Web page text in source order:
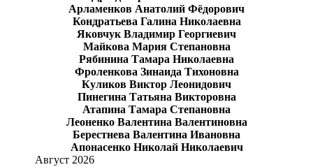
Арламенков Анатолий Фёдорович
Кондратьева Галина Николаевна
Яковчук Владимир Георгиевич
Майкова Мария Степановна
Рябинина Тамара Николаевна
Фроленкова Зинаида Тихоновна
Куликов Виктор Леонидович
Пинегина Татьяна Викторовна
Атапина Тамара Степановна
Леоненко Валентина Валентиновна
Берестнева Валентина Ивановна
Апонасенко Николай Николаевич
Август 2026